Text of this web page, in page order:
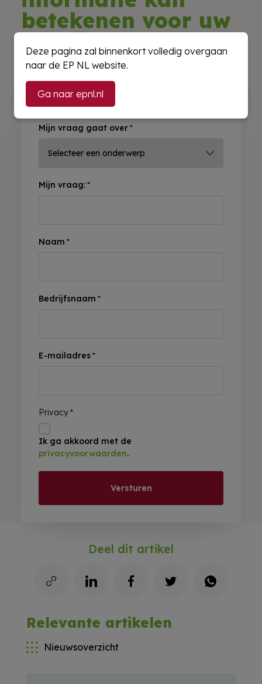
betekenen voor uw
bedrijf?
"*" geeft vereiste velden aan
Mijn vraag gaat over*
Mijn vraag:*
Naam *
Bedrijfsnaam *
E-mailadres*
Privacy*
Ik ga akkoord met de
privacyvoorwaarden.
Versturen
Deel dit artikel
Relevante artikelen
Nieuwsoverzicht
Deze pagina zal binnenkort volledig overgaan
naar de EP NL website.
Ga naar epnl.nl